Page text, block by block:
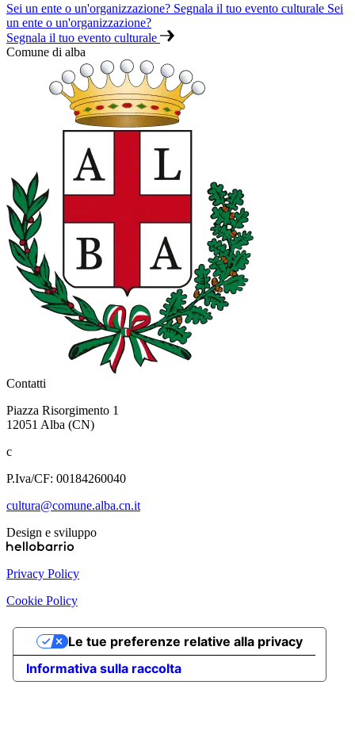
Sei un ente o un'organizzazione? Segnala il tuo evento culturale Sei
un ente o un'organizzazione?
Segnala il tuo evento culturale
Comune di alba
Contatti
Piazza Risorgimento 1
12051 Alba (CN)
c
P.Iva/CF: 00184260040
cultura@comune.alba.cn.it
Design e sviluppo
Privacy Policy
Cookie Policy
Informativa sulla raccolta
Le tue preferenze relative alla privacy